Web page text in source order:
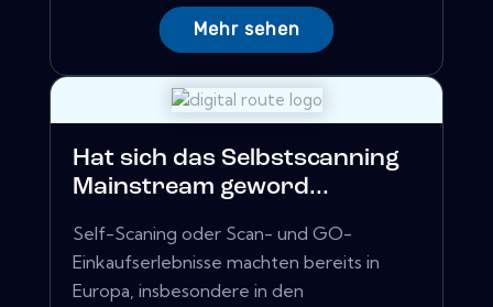
Mehr sehen
Hat sich das Selbstscanning
Mainstream geword...
Self-Scaning oder Scan- und GO-
Einkaufserlebnisse machten bereits in
Europa, insbesondere in den